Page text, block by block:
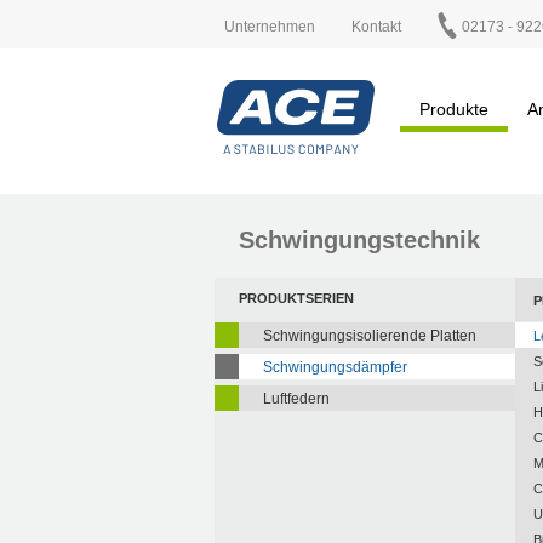
Unternehmen Kontakt 02173 -
Produkte
Schwingungstechnik
PRODUKTSERIEN
Schwingungsisolierende Platten
Schwingungsdämpfer
Luftfedern